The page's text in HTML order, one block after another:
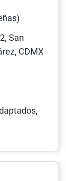
San
CDMX